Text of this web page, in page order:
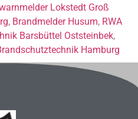
Lokstedt Groß
, Brandmelder Husum, RWA
Barsbüttel Oststeinbek,
Hamburg